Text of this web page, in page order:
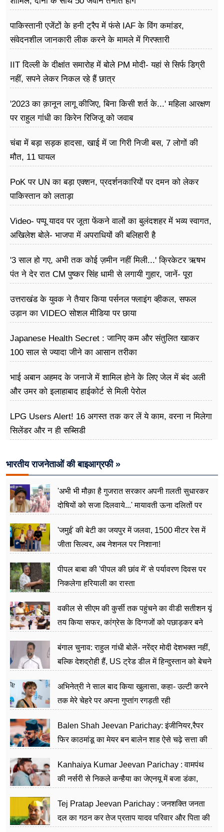
पाकिस्तानी एजेंटों के हनी ट्रैप में फंसे IAF के विंग कमांडर,
संवेदनशील जानकारी लीक करने के मामले में गिरफ्तारी
IIT दिल्ली के दीक्षांत समारोह में बोले PM मोदी- यहां से सिर्फ डिग्री
नहीं, सपने लेकर निकल रहे हैं छात्र
'2023 का क़ानून लागू कीजिए, बिना किसी शर्त के...' महिला आरक्षण
पर राहुल गांधी का किरेन रिजिजू को जवाब
चंबा में बड़ा सड़क हादसा, खाई में जा गिरी निजी बस, 7 लोगों की
मौत, 11 घायल
PoK पर UN का बड़ा एक्शन, प्रदर्शनकारियों पर दमन को लेकर
पाकिस्तान को लताड़ा
Video- पप्पू यादव पर जूता फेंकने वालों का बुलंदशहर में भव्य स्वागत,
अखिलेश बोले- भाजपा में अपराधियों की बलिहारी है
'3 साल हो गए, अभी तक कोई ज़मीन नहीं मिली...' क्रिकेटर ऋषभ
पंत ने देर रात CM पुष्कर सिंह धामी से लगायी गुहार, जानें- पूरा
उत्तराखंड के युवक ने तैयार किया पर्सनल फ्लाइंग व्हीकल, सफल
उड़ान का VIDEO सोशल मीडिया पर छाया
Japanese Health Secret : जानिए कम और संतुलित खाकर
100 साल से ज्यादा जीने का आसान तरीका
भाई अबान अहमद के जनाजे में शामिल होने के लिए जेल में बंद अली
और उमर को इलाहाबाद हाईकोर्ट से मिली पेरोल
LPG Users Alert! 16 अगस्त तक कर लें ये काम, वरना न मिलेगा
सिलेंडर और न ही सब्सिडी
भारतीय राजनेताओं की बाइआग्रफी »
'अभी भी मौक़ा है गुजरात सरकार अपनी ग़लती सुधारकर
दोषियों को सजा दिलवाये...' मायावती ऊना दलितों पर
'जमुई' की बेटी का जयपुर में जलवा, 1500 मीटर रेस में
जीता सिल्वर, अब नेशनल पर निशाना!
पीपल बाबा की 'पीपल की छांव में' से पर्यावरण दिवस पर
निकलेगा हरियाली का रास्ता
वकील से सीएम की कुर्सी तक पहुंचने का वीडी सतीशन यूं
तय किया सफर, कांग्रेस के दिग्गजों को पछाड़कर बने
बंगाल चुनाव: राहुल गांधी बोलें- नरेंद्र मोदी देशभक्त नहीं,
बल्कि देशद्रोही हैं, US ट्रेड डील में हिन्दुस्तान को बेचने
अभिनेत्री ने साल बाद किया खुलासा, कहा- उल्टी करने
तक मेरे चेहरे पर अपना गुप्तांग रगड़ती रही
Balen Shah Jeevan Parichay: इंजीनियर,रैपर
फिर काठमांडू का मेयर बन बालेन शाह ऐसे चढ़े सत्ता की
Kanhaiya Kumar Jeevan Parichay : वामपंथ
की नर्सरी से निकले कन्हैया का जेएनयू में बजा डंका,
Tej Pratap Jeevan Parichay : जनशक्ति जनता
दल का गठन कर तेज प्रताप यादव परिवार और पिता की